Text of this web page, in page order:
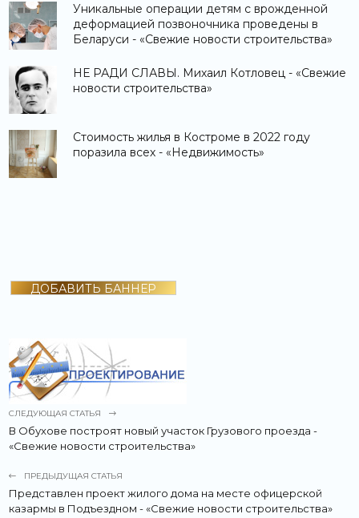
Уникальные операции детям с врожденной
деформацией позвоночника проведены в
Беларуси - «Свежие новости строительства»
НЕ РАДИ СЛАВЫ. Михаил Котловец - «Свежие
новости строительства»
Стоимость жилья в Костроме в 2022 году
поразила всех - «Недвижимость»
ДОБАВИТЬ БАННЕР
СЛЕДУЮЩАЯ СТАТЬЯ
В Обухове построят новый участок Грузового проезда -
«Свежие новости строительства»
ПРЕДЫДУЩАЯ СТАТЬЯ
Представлен проект жилого дома на месте офицерской
казармы в Подъездном - «Свежие новости строительства»